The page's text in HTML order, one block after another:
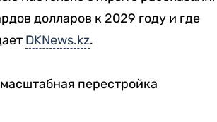
долларов к 2029 году и где
DKNews.kz.
перестройка